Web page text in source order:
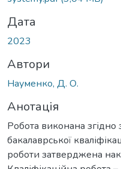
Дата
2023
Автори
Науменко, Д. О.
Анотація
Робота виконана
бакалаврської
роботи затверджена